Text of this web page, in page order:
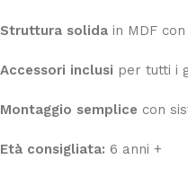
Struttura solida in MDF
Accessori inclusi per tutti i
Montaggio semplice con
Età consigliata: 6 anni +